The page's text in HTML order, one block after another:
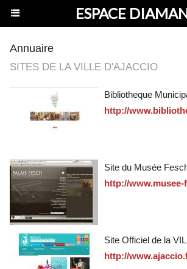
ESPACE
Annuaire
SITES DE LA VILLE D'AJACCIO
Bibliotheque
http://
Site du Musée
http://www.musee-
Site Officiel de la
http://